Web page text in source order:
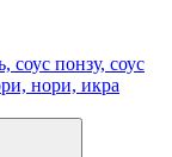
соус понзу, соус
нори, икра